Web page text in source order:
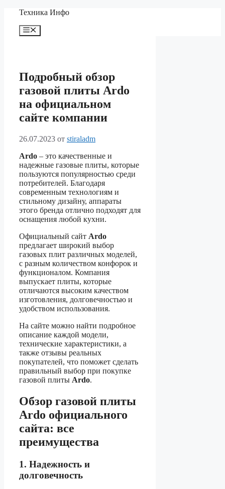
Перейти
содержимому
Техника Инфо
Меню
Подробный обзор
газовой плиты Ardo
на официальном
сайте компании
26.07.2023 от stiraladm
Ardo – это качественные и
надежные газовые плиты, которые
пользуются популярностью среди
потребителей. Благодаря
современным технологиям и
стильному дизайну, аппараты
этого бренда отлично подходят для
оснащения любой кухни.
Официальный сайт Ardo
предлагает широкий выбор
газовых плит различных моделей,
с разным количеством конфорок и
функционалом. Компания
выпускает плиты, которые
отличаются высоким качеством
изготовления, долговечностью и
удобством использования.
На сайте можно найти подробное
описание каждой модели,
технические характеристики, а
также отзывы реальных
покупателей, что поможет сделать
правильный выбор при покупке
газовой плиты Ardo.
Обзор газовой плиты
Ardo официального
сайта: все
преимущества
1. Надежность и
долговечность